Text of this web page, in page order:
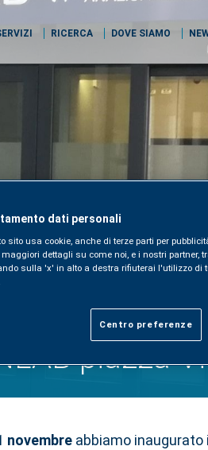
RICERCA DOVE SIAMO
piazza
novembre abbiamo inaugurato
dati personali
sito usa cookie, anche di terze parti per
maggiori dettagli su come noi, e i nostri partner,
sulla 'x' in alto a destra rifiuterai l'utilizzo di
Centro preferenze